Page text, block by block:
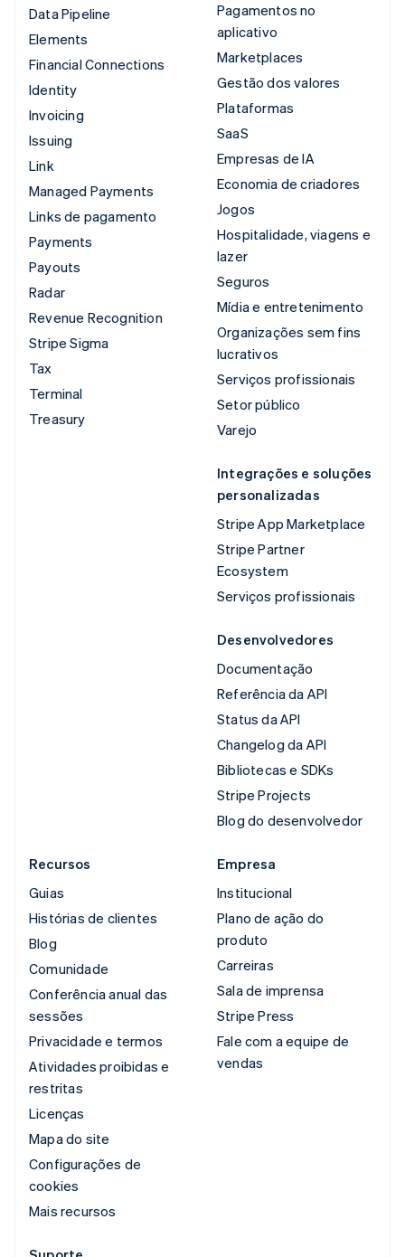
Data Pipeline
Elements
Financial Connections
Identity
Invoicing
Issuing
Link
Managed Payments
Links de pagamento
Payments
Payouts
Radar
Revenue Recognition
Stripe Sigma
Tax
Terminal
Treasury
Pagamentos no
aplicativo
Marketplaces
Gestão dos valores
Plataformas
SaaS
Empresas de IA
Economia de criadores
Jogos
Hospitalidade, viagens e
lazer
Seguros
Mídia e entretenimento
Organizações sem fins
lucrativos
Serviços profissionais
Setor público
Varejo
Integrações e soluções
personalizadas
Stripe App Marketplace
Stripe Partner
Ecosystem
Serviços profissionais
Desenvolvedores
Documentação
Referência da API
Status da API
Changelog da API
Bibliotecas e SDKs
Stripe Projects
Blog do desenvolvedor
Recursos
Guias
Histórias de clientes
Blog
Comunidade
Conferência anual das
sessões
Privacidade e termos
Atividades proibidas e
restritas
Licenças
Mapa do site
Configurações de
cookies
Mais recursos
Empresa
Institucional
Plano de ação do
produto
Carreiras
Sala de imprensa
Stripe Press
Fale com a equipe de
vendas